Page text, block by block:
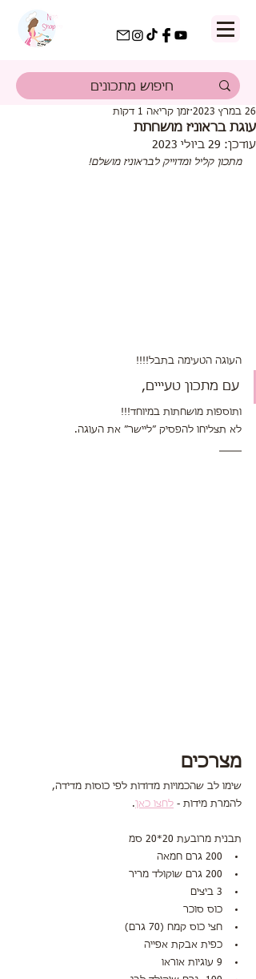
עוגת בראוניז מושחתת
26 במרץ 2023 זמן קריאה 1 דקות
עודכן: 29 ביולי 2023
מתכון קליל ומדוייק לבראוניז מושלם!
העוגה הטעימה בתבל!!!!
עם מתכון טעייים,
ותוספות מושחתות במיוחד!!!
לא תצליחו להפסיק ״ליישר״ את העוגה.
מצרכים
שימו לב שהכמויות מדודות לפי כוסות מדידה,
להמרת מידות - לחצו כאן.
תבנית מרובעת 20*20 סמ
200 גרם חמאה
200 גרם שוקולד מריר
3 ביצים
כוס סוכר
חצי כוס קמח (70 גרם)
כפית אבקת אפייה
9 עוגיות אוראו